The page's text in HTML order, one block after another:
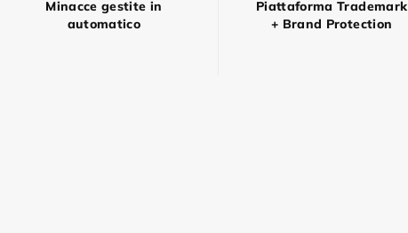
Minacce gestite in
automatico
Piattaforma Trademark
+ Brand Protection